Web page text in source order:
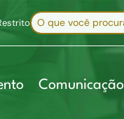
Buscar no site
Comunicação